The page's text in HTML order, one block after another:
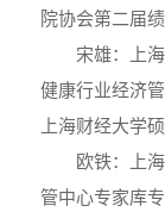
院协会第二届
宋雄：上
健康行业经济
上海财经大学
欧铁：上
管中心专家库